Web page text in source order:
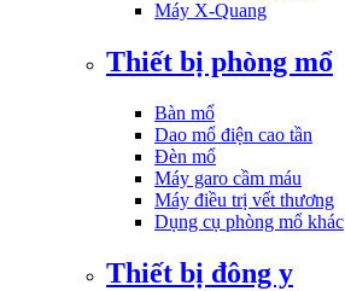
Máy X-Quang
Thiết bị phòng mổ
Bàn mổ
Dao mổ điện cao tần
Đèn mổ
Máy garo cầm máu
Máy điều trị vết thương
Dụng cụ phòng mổ khác
Thiết bị đông y